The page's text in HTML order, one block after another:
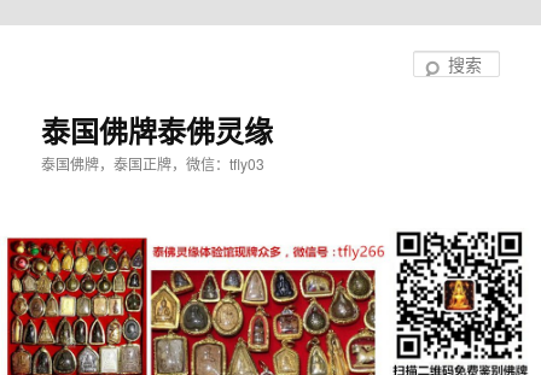
泰国佛牌泰佛灵缘
泰国佛牌，泰国正牌，微信：tfly03